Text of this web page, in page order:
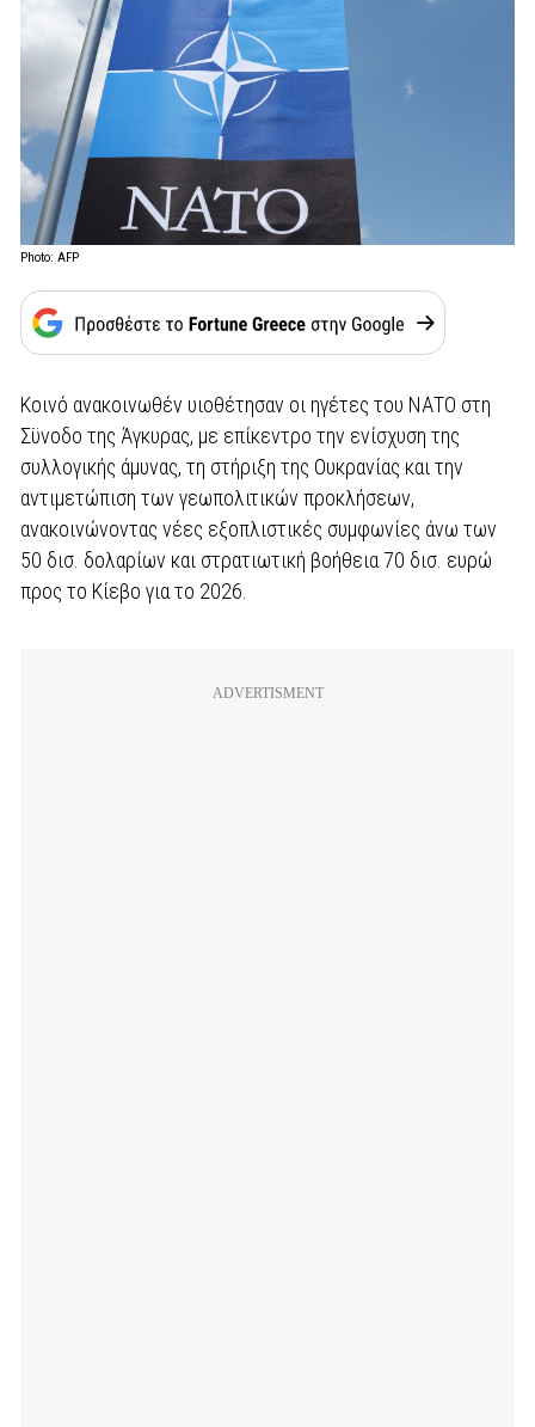
Photo: AFP
Κοινό ανακοινωθέν υιοθέτησαν οι ηγέτες του ΝΑΤΟ στη
Σϋνοδο της Άγκυρας, με επίκεντρο την ενίσχυση της
συλλογικής άμυνας, τη στήριξη της Ουκρανίας και την
αντιμετώπιση των γεωπολιτικών προκλήσεων,
ανακοινώνοντας νέες εξοπλιστικές συμφωνίες άνω των
50 δισ. δολαρίων και στρατιωτική βοήθεια 70 δισ. ευρώ
προς το Κίεβο για το 2026.